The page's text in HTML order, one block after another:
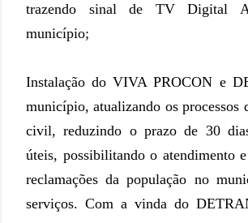
trazendo sinal de TV Digital
município;
Instalação do VIVA PROCON e
município, atualizando os processos
civil, reduzindo o prazo de 30
úteis, possibilitando o atendimento
reclamações da população no
serviços. Com a vinda do